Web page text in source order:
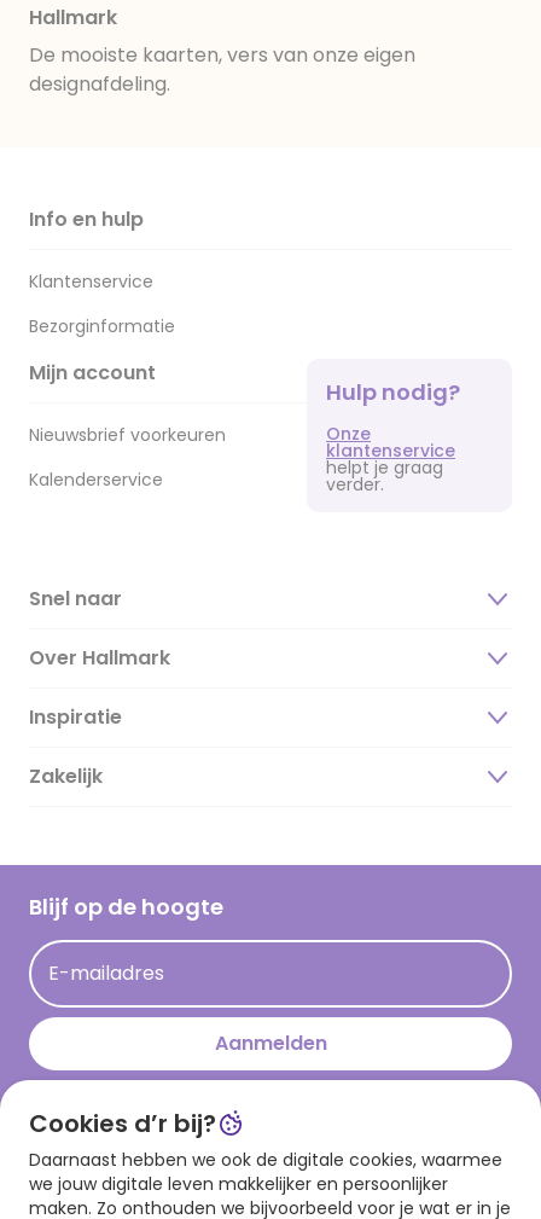
Hallmark
De mooiste kaarten, vers van onze eigen
designafdeling.
Info en hulp
Klantenservice
Bezorginformatie
Mijn account
Nieuwsbrief voorkeuren
Kalenderservice
Hulp nodig?
Onze
klantenservice
helpt je graag
verder.
Snel naar
Over Hallmark
Over ons
Duurzaamheid
Hallmark Kaartclub
Acties
Persberichten
Hallmark en Kinderpostzegels
Inspiratie
Magazine
Cadeau inspiratie
Kaartinspiratie
Zakelijk
Blijf op de hoogte
E-mailadres
Aanmelden
Download onze app
Cookies d’r bij?
Daarnaast hebben we ook de digitale cookies, waarmee
we jouw digitale leven makkelijker en persoonlijker
maken. Zo onthouden we bijvoorbeeld voor je wat er in je